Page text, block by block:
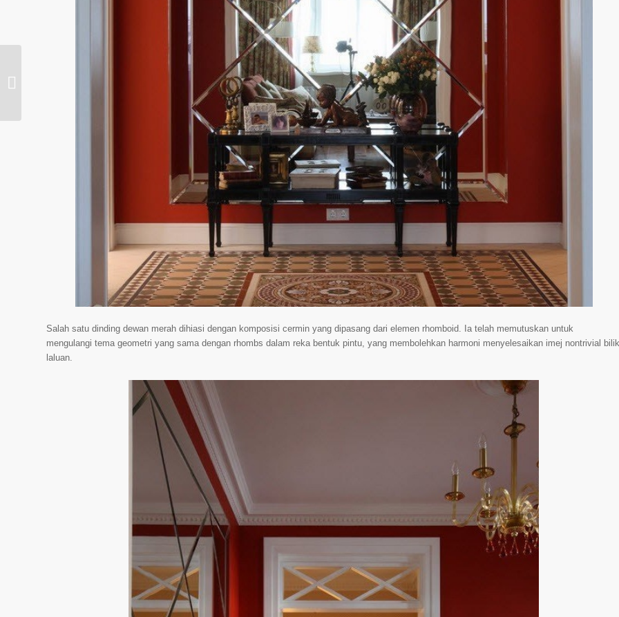
Salah satu dinding dewan merah dihiasi dengan komposisi cermin yang dipasang dari elemen rhomboid. Ia telah memutuskan untuk
mengulangi tema geometri yang sama dengan rhombs dalam reka bentuk pintu, yang membolehkan harmoni menyelesaikan imej nontrivial bilik
laluan.